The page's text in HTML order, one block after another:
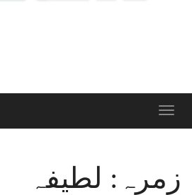
Toggle
زمرہ: لطیفہ